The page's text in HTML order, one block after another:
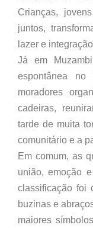
Crianças,
juntos,
lazer e
Já em
espontânea
moradores
cadeiras,
tarde de muita
comunitário e a
Em comum, as
união, emoção
classificação foi
buzinas e
maiores